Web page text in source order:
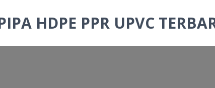
HDPE PPR UPVC